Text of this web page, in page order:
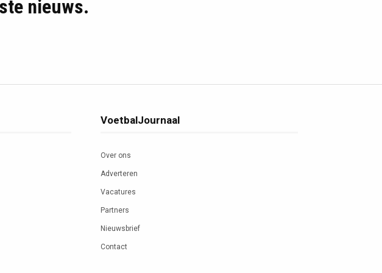
nieuws.
VoetbalJournaal
Over ons
Adverteren
Vacatures
Partners
Nieuwsbrief
Contact